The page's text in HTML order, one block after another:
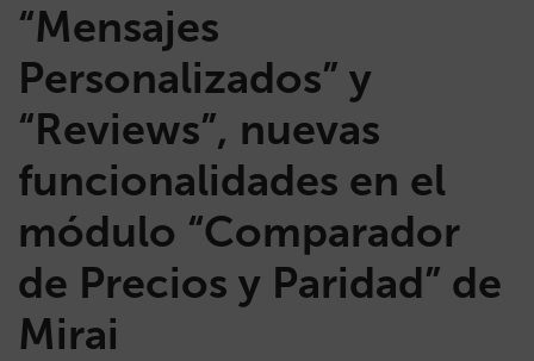
“Mensajes
Personalizados” y
“Reviews”, nuevas
funcionalidades en el
módulo “Comparador
de Precios y Paridad” de
Mirai